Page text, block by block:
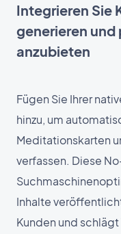
Integrieren Sie
generieren und
anzubieten
Fügen Sie Ihrer
hinzu, um
Meditationskarten
verfassen. Diese
Inhalte
Kunden und